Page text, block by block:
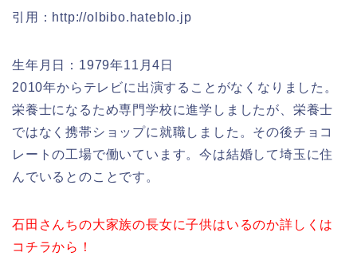
引用：http://olbibo.hateblo.jp
生年月日：1979年11月4日
2010年からテレビに出演することがなくなりました。
栄養士になるため専門学校に進学しましたが、栄養士
ではなく携帯ショップに就職しました。その後チョコ
レートの工場で働いています。今は結婚して埼玉に住
んでいるとのことです。
石田さんちの大家族の長女に子供はいるのか詳しくは
コチラから！